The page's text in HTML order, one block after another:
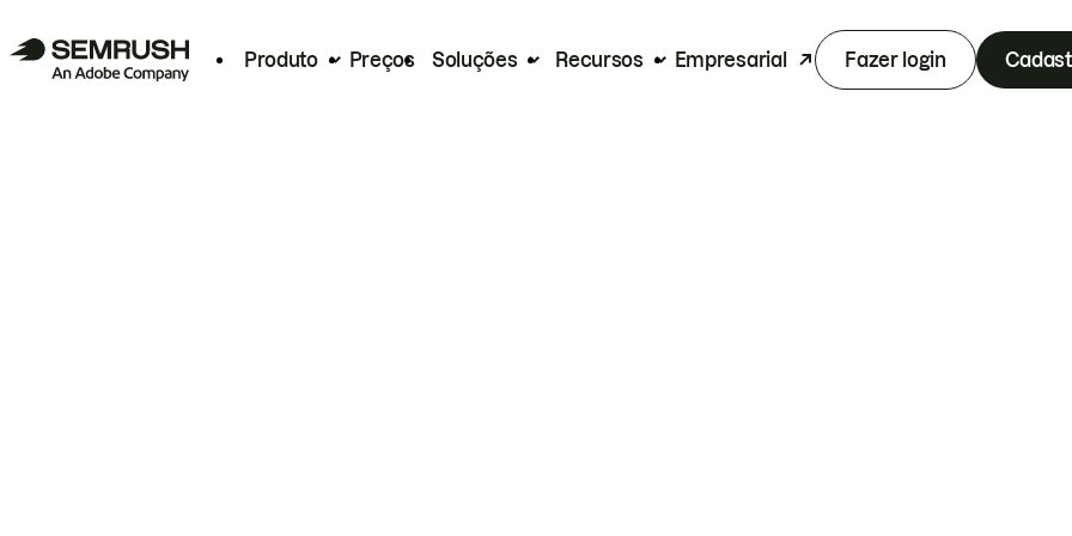
Produto Preços Soluções Recursos Empresarial Fazer login